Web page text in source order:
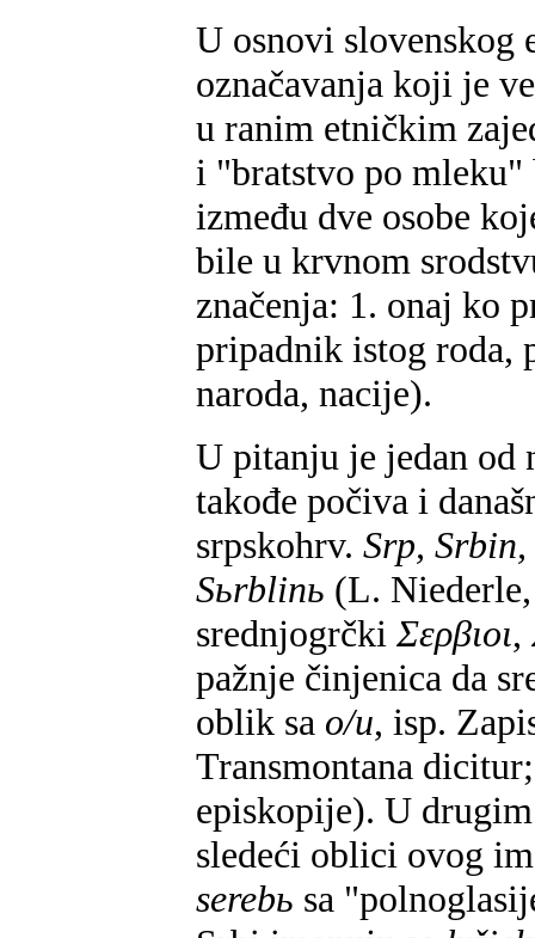
U osnovi slovenskog
označavanja koji je
u ranim etničkim
i "bratstvo po mleku"
između dve osobe
bile u krvnom
značenja: 1. onaj ko
pripadnik istog roda,
naroda, nacije).
U pitanju je jedan od
takođe počiva i
srpskohrv. Srp,
Sьrblinь (L.
srednjogrčki Σερβιοι,
pažnje činjenica da
oblik sa o/u, isp.
Transmontana
episkopije). U
sledeći oblici ovog
serebь sa